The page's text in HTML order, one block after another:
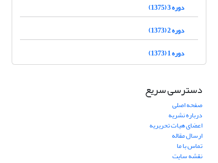
دوره 3 (1375)
دوره 2 (1373)
دوره 1 (1373)
دسترسی سریع
صفحه اصلی
درباره نشریه
اعضای هیات تحریریه
ارسال مقاله
تماس با ما
نقشه سایت